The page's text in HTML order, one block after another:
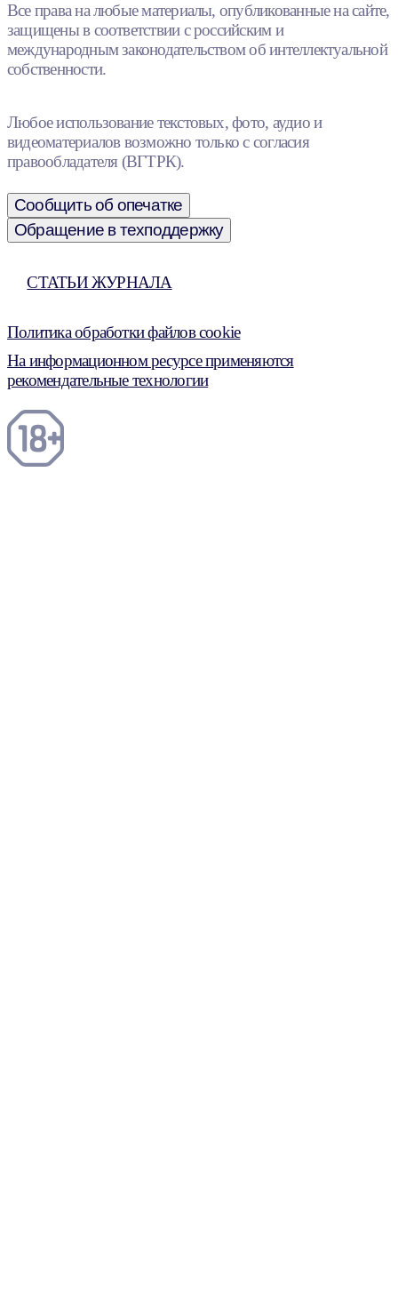
Все права на любые материалы, опубликованные на сайте,
защищены в соответствии с российским и
международным законодательством об интеллектуальной
собственности.
Любое использование текстовых, фото, аудио и
видеоматериалов возможно только с согласия
правообладателя (ВГТРК).
Сообщить об опечатке
Обращение в техподдержку
СТАТЬИ ЖУРНАЛА
Политика обработки файлов cookie
На информационном ресурсе применяются
рекомендательные технологии